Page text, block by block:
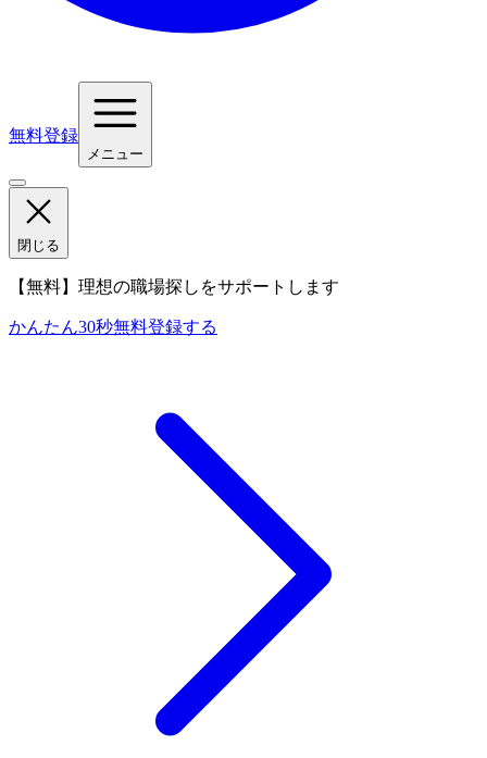
無料登録
メニュー
閉じる
【無料】理想の職場探しをサポートします
かんたん30秒無料登録する